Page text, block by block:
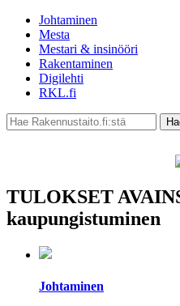
Johtaminen
Mesta
Mestari & insinööri
Rakentaminen
Digilehti
RKL.fi
TULOKSET
kaupungistuminen
Johtaminen